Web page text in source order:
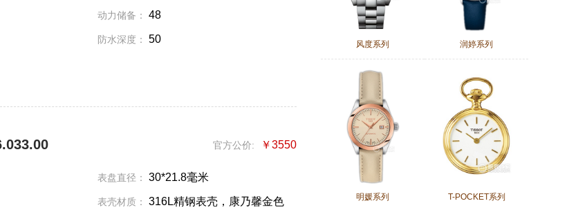
动力储备： 48
防水深度：
50
表盘直径： 30*21.8毫米
表壳材质：
316L精钢表壳，康乃馨金色
官方公价: ￥3550
风度系列 润婷系列
明媛系列 T-POCKET系列